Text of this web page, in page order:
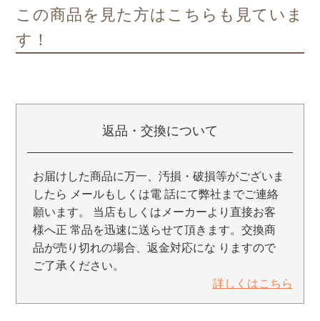
この商品を見た方はこちらも見ていま
す！
返品・交換について
お届けした商品に万一、汚損・破損等がございま
したら メールもしくは電 話にて弊社までご連絡
願います。 当店もしくはメーカーより直接お客
様へ正 常品を迅速に送らせて頂きます。交換商
品が売り切れの場合、返金対応にな りますので
ご了承ください。
詳しくはこちら